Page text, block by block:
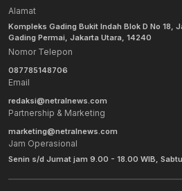
Alamat
Kompleks Gading Bukit Indah Blok D No 18,
Gading Permai, Jakarta Utara, 14240
Nomor Telepon
087785148706
Email
redaksi@netralnews.com
Partnership & Marketing
marketing@netralnews.com
Jam Operasional
Senin s/d Jumat jam 9.00 - 18.00 WIB,